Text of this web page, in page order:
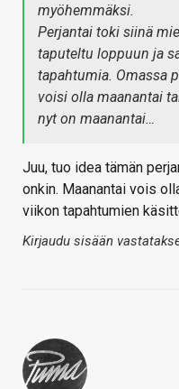
myöhemmäksi.
Perjantai toki siinä
taputeltu loppuun ja
tapahtumia. Omassa
voisi olla maanantai
nyt on maanantai…
Juu, tuo idea tämän
onkin. Maanantai vois
viikon tapahtumien
Kirjaudu sisään